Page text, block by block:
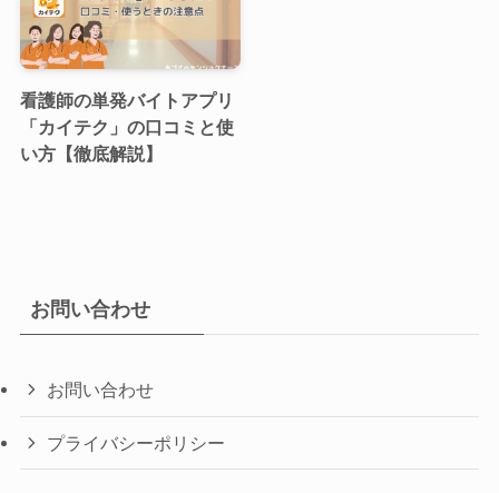
看護師の単発バイトアプリ
「カイテク」の口コミと使
い方【徹底解説】
お問い合わせ
お問い合わせ
プライバシーポリシー